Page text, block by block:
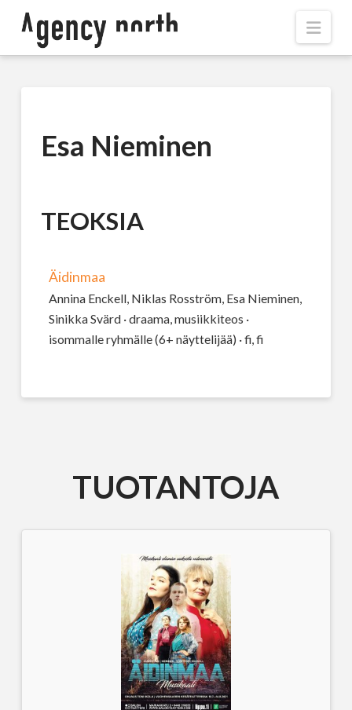
Esa Nieminen
TEOKSIA
Äidinmaa
Annina Enckell, Niklas Rosström, Esa Nieminen,
Sinikka Svärd · draama, musiikkiteos ·
isommalle ryhmälle (6+ näyttelijää) · fi, fi
TUOTANTOJA